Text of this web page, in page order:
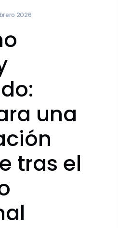
2026
una
tras el